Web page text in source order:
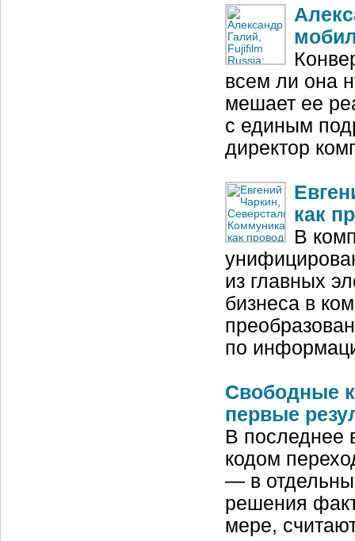
всем ли она
мешает ее
с единым
директор
как
В
из главных
бизнеса в
по
Свободные
первые
В последнее
кодом
— в
решения
мере,